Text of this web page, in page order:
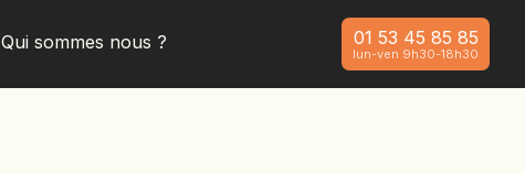
Qui sommes nous ? 01 53 45 85 85
lun-ven 9h30-18h30